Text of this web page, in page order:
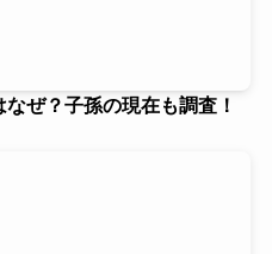
ぜ？子孫の現在も調査！